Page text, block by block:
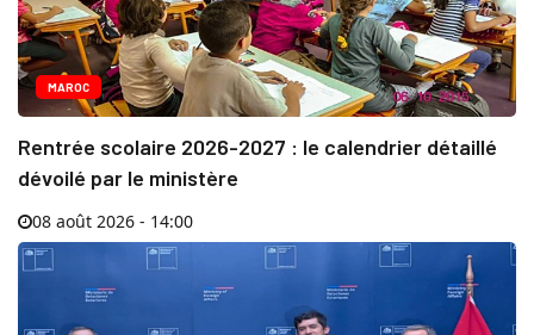
MAROC
Rentrée scolaire 2026-2027 : le calendrier détaillé
dévoilé par le ministère
08 août 2026 - 14:00